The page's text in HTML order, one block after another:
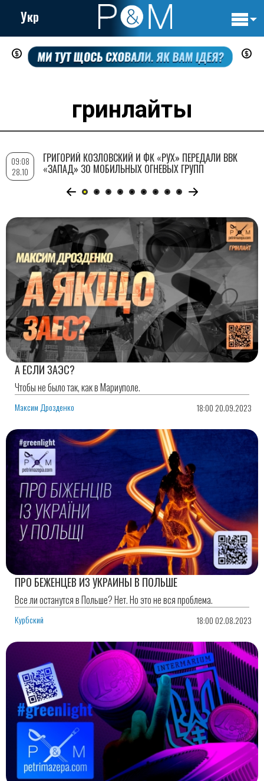
Перейти
Укр
гринлайты
А ЕСЛИ ЗАЭС?
Чтобы не было так, как в Мариуполе.
Максим Дрозденко 18:00 20.09.2023
ПРО БЕЖЕНЦЕВ ИЗ УКРАИНЫ В ПОЛЬШЕ
Все ли останутся в Польше? Нет. Но это не вся проблема.
Курбский 18:00 02.08.2023
09:08
28.10
ГРИГОРИЙ КОЗЛОВСКИЙ И ФК «РУХ» ПЕРЕДАЛИ ВВК
«ЗАПАД» 30 МОБИЛЬНЫХ ОГНЕВЫХ ГРУПП